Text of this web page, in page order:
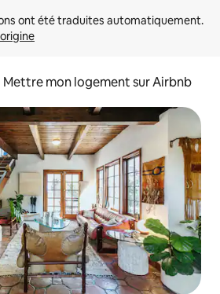
Mettre mon logement sur Airbnb